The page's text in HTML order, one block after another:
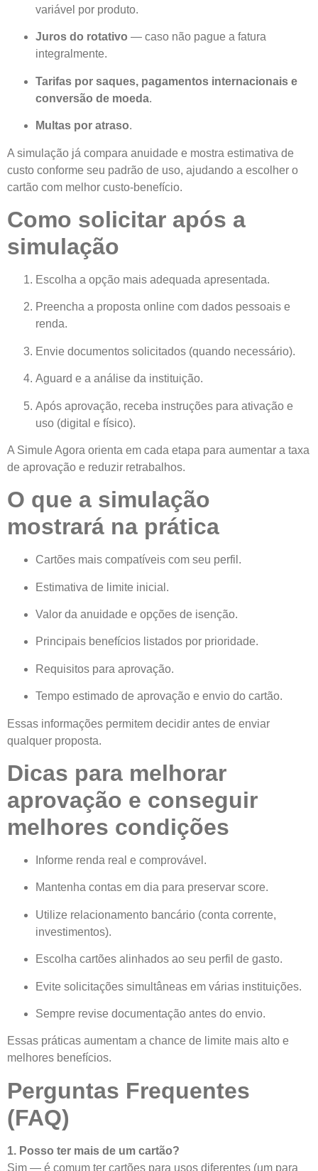
variável por produto.
Juros do rotativo — caso não pague a fatura
integralmente.
Tarifas por saques, pagamentos internacionais e
conversão de moeda.
Multas por atraso.
A simulação já compara anuidade e mostra estimativa de
custo conforme seu padrão de uso, ajudando a escolher o
cartão com melhor custo-benefício.
Como solicitar após a
simulação
Escolha a opção mais adequada apresentada.
Preencha a proposta online com dados pessoais e
renda.
Envie documentos solicitados (quando necessário).
Aguard e a análise da instituição.
Após aprovação, receba instruções para ativação e
uso (digital e físico).
A Simule Agora orienta em cada etapa para aumentar a taxa
de aprovação e reduzir retrabalhos.
O que a simulação
mostrará na prática
Cartões mais compatíveis com seu perfil.
Estimativa de limite inicial.
Valor da anuidade e opções de isenção.
Principais benefícios listados por prioridade.
Requisitos para aprovação.
Tempo estimado de aprovação e envio do cartão.
Essas informações permitem decidir antes de enviar
qualquer proposta.
Dicas para melhorar
aprovação e conseguir
melhores condições
Informe renda real e comprovável.
Mantenha contas em dia para preservar score.
Utilize relacionamento bancário (conta corrente,
investimentos).
Escolha cartões alinhados ao seu perfil de gasto.
Evite solicitações simultâneas em várias instituições.
Sempre revise documentação antes do envio.
Essas práticas aumentam a chance de limite mais alto e
melhores benefícios.
Perguntas Frequentes
(FAQ)
1. Posso ter mais de um cartão?
Sim — é comum ter cartões para usos diferentes (um para